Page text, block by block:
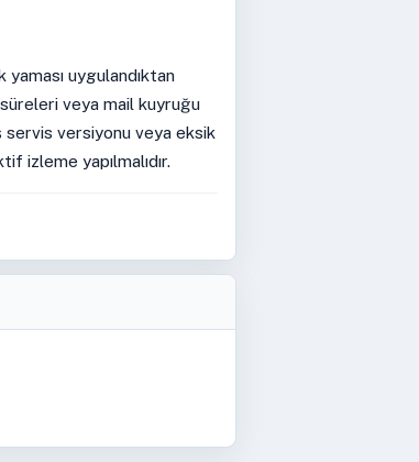
uygulandıktan
veya mail kuyruğu
servis versiyonu veya eksik
izleme yapılmalıdır.